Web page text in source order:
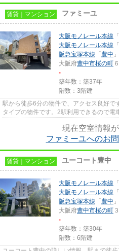
賃貸｜マンション ファミーユ
大阪モノレール本線 「
大阪モノレール本線 「
阪急宝塚本線 「 豊中
大阪府豊中市桜の町
-
築年数：築37年
階数：3階建
駅から徒歩6分の物件で、アクセス良好で
タイプの物件です。2駅利用できるので
現在空室情報が
ファミーユへのお
賃貸｜マンション ユーコート豊中
大阪モノレール本線 「
大阪モノレール本線 「
阪急宝塚本線 「 豊中
大阪府豊中市桜の町
-
築年数：築30年
階数：6階建